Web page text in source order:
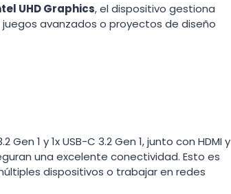
UHD Graphics, el dispositivo gestiona
avanzados o proyectos de diseño
1 y 1x USB-C 3.2 Gen 1, junto con HDMI y
una excelente conectividad. Esto es
dispositivos o trabajar en redes